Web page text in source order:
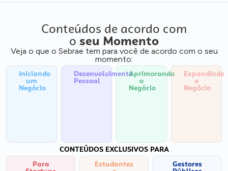
Conteúdos de acordo com
o seu Momento
Veja o que o Sebrae tem para você de acordo com o seu
momento:
Iniciando
um
Negócio
Desenvolvimento
Pessoal
Aprimorando
o
Negócio
Expandindo
o
Negócio
CONTEÚDOS EXCLUSIVOS PARA
Para
Estudantes Gestores